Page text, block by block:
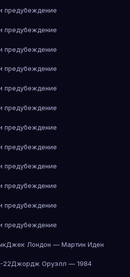
предубеждение
предубеждение
предубеждение
предубеждение
предубеждение
предубеждение
предубеждение
предубеждение
предубеждение
предубеждение
предубеждение
предубеждение
Джек Лондон — Мартин Иден
22Джордж Оруэлл — 1984